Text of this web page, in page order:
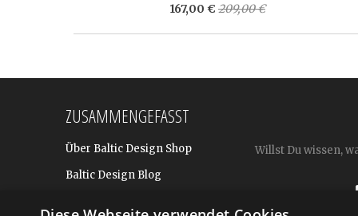
167,00 € 209,00 €
ZUSAMMENGEFASST
Über Baltic Design Shop
Baltic Design Blog
Willst Du wissen,